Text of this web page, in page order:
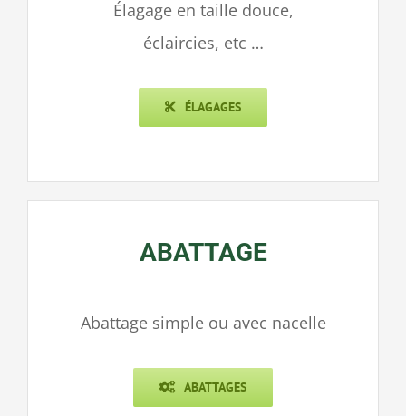
Élagage en taille douce,
éclaircies, etc …
ÉLAGAGES
ABATTAGE
Abattage simple ou avec nacelle
ABATTAGES